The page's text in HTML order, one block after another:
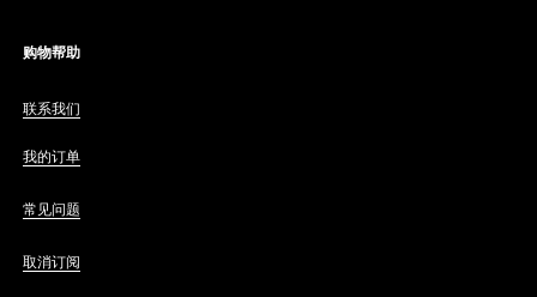
购物帮助
联系我们
我的订单
常见问题
取消订阅